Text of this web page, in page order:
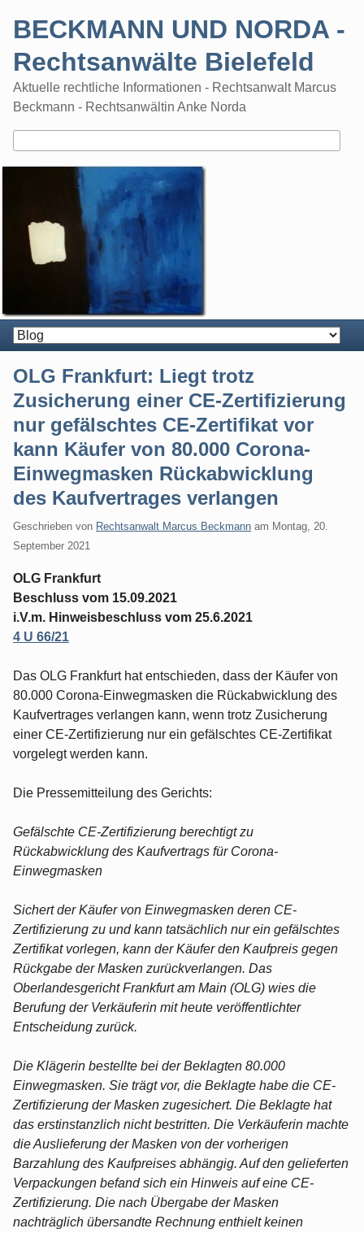
BECKMANN UND NORDA -
Rechtsanwälte Bielefeld
Aktuelle rechtliche Informationen - Rechtsanwalt Marcus
Beckmann - Rechtsanwältin Anke Norda
OLG Frankfurt: Liegt trotz
Zusicherung einer CE-Zertifizierung
nur gefälschtes CE-Zertifikat vor
kann Käufer von 80.000 Corona-
Einwegmasken Rückabwicklung
des Kaufvertrages verlangen
Geschrieben von Rechtsanwalt Marcus Beckmann am Montag, 20.
September 2021
OLG Frankfurt
Beschluss vom 15.09.2021
i.V.m. Hinweisbeschluss vom 25.6.2021
4 U 66/21
Das OLG Frankfurt hat entschieden, dass der Käufer von
80.000 Corona-Einwegmasken die Rückabwicklung des
Kaufvertrages verlangen kann, wenn trotz Zusicherung
einer CE-Zertifizierung nur ein gefälschtes CE-Zertifikat
vorgelegt werden kann.
Die Pressemitteilung des Gerichts:
Gefälschte CE-Zertifizierung berechtigt zu
Rückabwicklung des Kaufvertrags für Corona-
Einwegmasken
Sichert der Käufer von Einwegmasken deren CE-
Zertifizierung zu und kann tatsächlich nur ein gefälschtes
Zertifikat vorlegen, kann der Käufer den Kaufpreis gegen
Rückgabe der Masken zurückverlangen. Das
Oberlandesgericht Frankfurt am Main (OLG) wies die
Berufung der Verkäuferin mit heute veröffentlichter
Entscheidung zurück.
Die Klägerin bestellte bei der Beklagten 80.000
Einwegmasken. Sie trägt vor, die Beklagte habe die CE-
Zertifizierung der Masken zugesichert. Die Beklagte hat
das erstinstanzlich nicht bestritten. Die Verkäuferin machte
die Auslieferung der Masken von der vorherigen
Barzahlung des Kaufpreises abhängig. Auf den gelieferten
Verpackungen befand sich ein Hinweis auf eine CE-
Zertifizierung. Die nach Übergabe der Masken
nachträglich übersandte Rechnung enthielt keinen